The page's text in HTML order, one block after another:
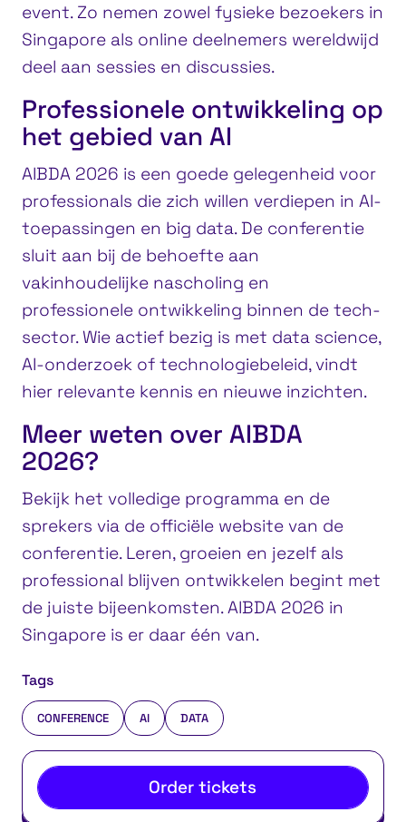
event. Zo nemen zowel fysieke bezoekers in
Singapore als online deelnemers wereldwijd
deel aan sessies en discussies.
Professionele ontwikkeling op
het gebied van AI
AIBDA 2026 is een goede gelegenheid voor
professionals die zich willen verdiepen in AI-
toepassingen en big data. De conferentie
sluit aan bij de behoefte aan
vakinhoudelijke nascholing en
professionele ontwikkeling binnen de tech-
sector. Wie actief bezig is met data science,
AI-onderzoek of technologiebeleid, vindt
hier relevante kennis en nieuwe inzichten.
Meer weten over AIBDA
2026?
Bekijk het volledige programma en de
sprekers via de officiële website van de
conferentie. Leren, groeien en jezelf als
professional blijven ontwikkelen begint met
de juiste bijeenkomsten. AIBDA 2026 in
Singapore is er daar één van.
Tags
CONFERENCE AI DATA
Order tickets